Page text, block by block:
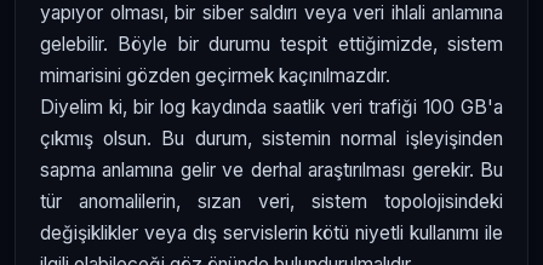
yapıyor olması, bir siber saldırı veya veri ihlali anlamına
gelebilir. Böyle bir durumu tespit ettiğimizde, sistem
mimarisini gözden geçirmek kaçınılmazdır.
Diyelim ki, bir log kaydında saatlik veri trafiği 100 GB'a
çıkmış olsun. Bu durum, sistemin normal işleyişinden
sapma anlamına gelir ve derhal araştırılması gerekir. Bu
tür anomalilerin, sızan veri, sistem topolojisindeki
değişiklikler veya dış servislerin kötü niyetli kullanımı ile